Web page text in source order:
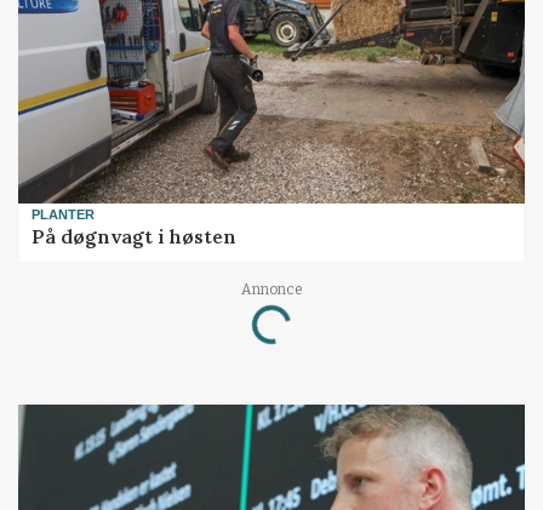
PLANTER
På døgnvagt i høsten
Annonce
Loading...